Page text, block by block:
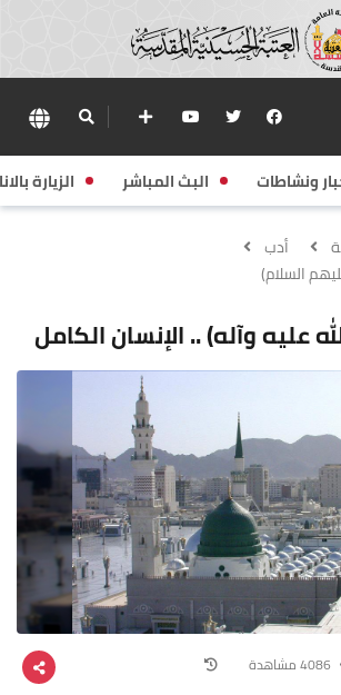
ونشاطات البث المباشر الزيارة
أدب
السلام)
عليه وآله) .. الإنسان الكامل